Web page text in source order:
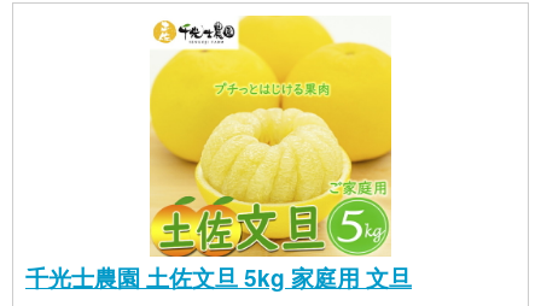
千光士農園 土佐文旦 5kg 家庭用 文旦